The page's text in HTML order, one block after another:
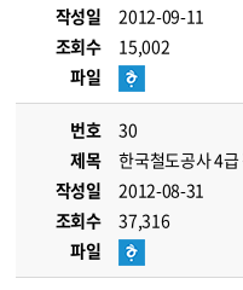
작성일
2012-09-11
조회수
15,002
파일
번호
30
제목
한국철도공사 4급
작성일
2012-08-31
조회수
37,316
파일